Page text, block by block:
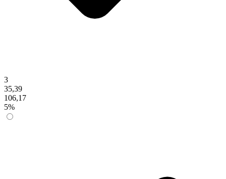
3
35,39
106,17
5%